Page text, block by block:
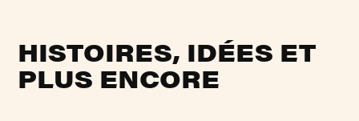
HISTOIRES, IDÉES ET
PLUS ENCORE